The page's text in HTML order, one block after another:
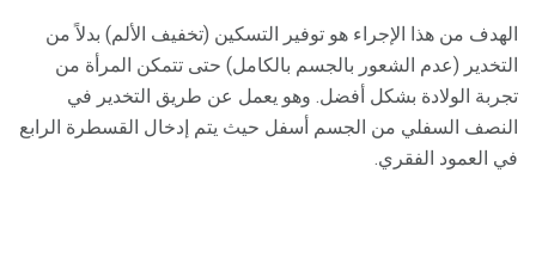
الهدف من هذا الإجراء هو توفير التسكين (تخفيف الألم) بدلاً من
التخدير (عدم الشعور بالجسم بالكامل) حتى تتمكن المرأة من
تجربة الولادة بشكل أفضل. وهو يعمل عن طريق التخدير في
النصف السفلي من الجسم أسفل حيث يتم إدخال القسطرة الرابع
في العمود الفقري.